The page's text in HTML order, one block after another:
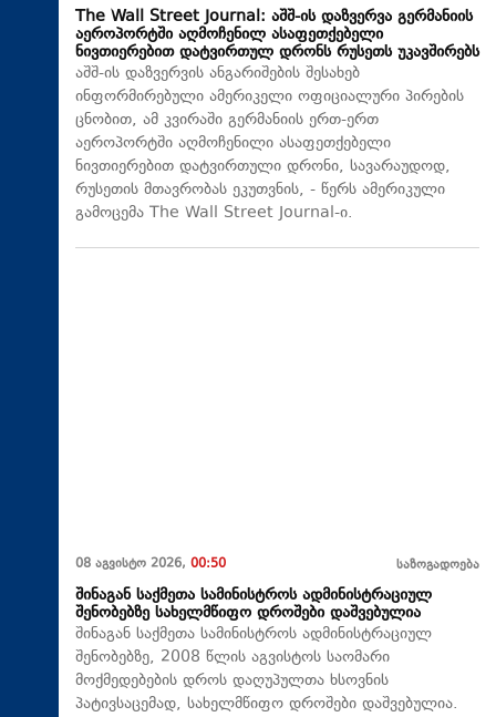
The Wall Street Journal: აშშ-ის დაზვერვა გერმანიის
აეროპორტში აღმოჩენილ ასაფეთქებელი
ნივთიერებით დატვირთულ დრონს რუსეთს უკავშირებს
აშშ-ის დაზვერვის ანგარიშების შესახებ
ინფორმირებული ამერიკელი ოფიციალური პირების
ცნობით, ამ კვირაში გერმანიის ერთ-ერთ
აეროპორტში აღმოჩენილი ასაფეთქებელი
ნივთიერებით დატვირთული დრონი, სავარაუდოდ,
რუსეთის მთავრობას ეკუთვნის, - წერს ამერიკული
გამოცემა The Wall Street Journal-ი.
08 აგვისტო 2026, 00:50 საზოგადოება
შინაგან საქმეთა სამინისტროს ადმინისტრაციულ
შენობებზე სახელმწიფო დროშები დაშვებულია
შინაგან საქმეთა სამინისტროს ადმინისტრაციულ
შენობებზე, 2008 წლის აგვისტოს საომარი
მოქმედებების დროს დაღუპულთა ხსოვნის
პატივსაცემად, სახელმწიფო დროშები დაშვებულია.